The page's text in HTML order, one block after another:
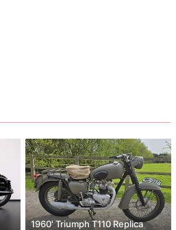
1960' Triumph T110 Replica